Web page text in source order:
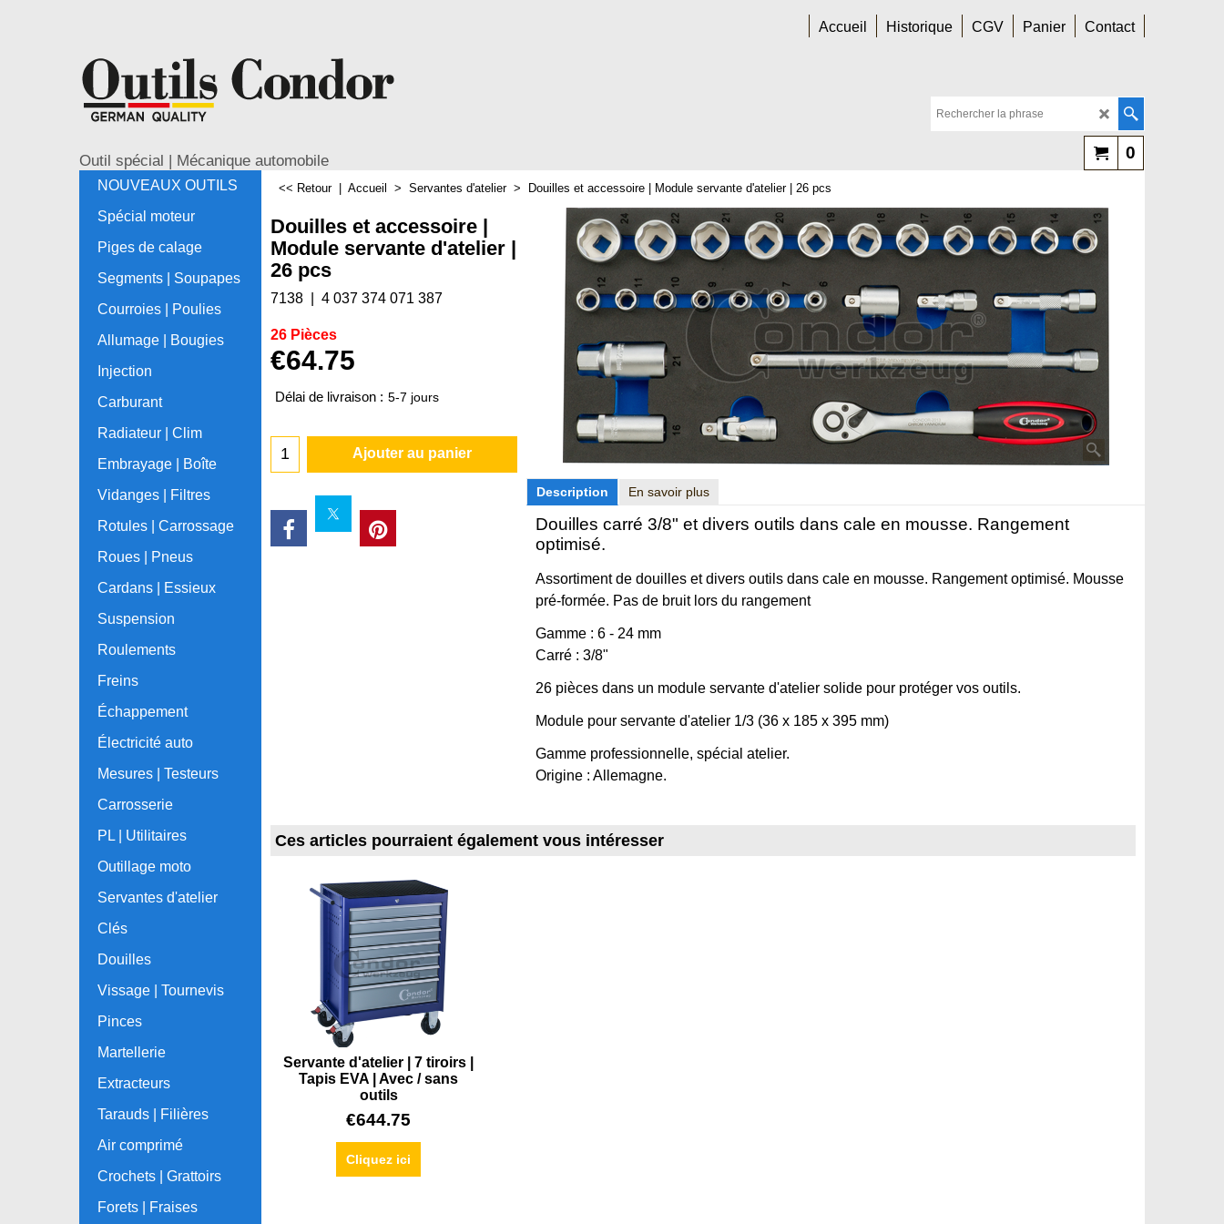
Accueil Historique CGV Panier Contact
Outil spécial | Mécanique automobile 0
NOUVEAUX OUTILS
Spécial moteur
Piges de calage
Segments | Soupapes
Courroies | Poulies
Allumage | Bougies
Injection
Carburant
Radiateur | Clim
Embrayage | Boîte
Vidanges | Filtres
Rotules | Carrossage
Roues | Pneus
Cardans | Essieux
Suspension
Roulements
Freins
Échappement
Électricité auto
Mesures | Testeurs
Carrosserie
PL | Utilitaires
Outillage moto
Servantes d'atelier
Clés
Douilles
Vissage | Tournevis
Pinces
Martellerie
Extracteurs
Tarauds | Filières
Air comprimé
Crochets | Grattoirs
Forets | Fraises
<< Retour Accueil > Servantes d'atelier> Douilles et accessoire | Module servante d'atelier | 26 pcs
Douilles et accessoire |
Module servante d'atelier |
26 pcs
7138 4 037 374 071 387
26 Pièces
€64.75
Délai de livraison : 5-7 jours
Ajouter au panier
Description En savoir plus
Douilles carré 3/8" et divers outils dans cale en mousse. Rangement
optimisé.
Assortiment de douilles et divers outils dans cale en mousse. Rangement optimisé. Mousse
pré-formée. Pas de bruit lors du rangement
Gamme : 6 - 24 mm
Carré : 3/8"
26 pièces dans un module servante d'atelier solide pour protéger vos outils.
Module pour servante d'atelier 1/3 (36 x 185 x 395 mm)
Gamme professionnelle, spécial atelier.
Origine : Allemagne.
Ces articles pourraient également vous intéresser
Servante d'atelier | 7 tiroirs |
Tapis EVA | Avec / sans
outils
€644.75
Cliquez ici